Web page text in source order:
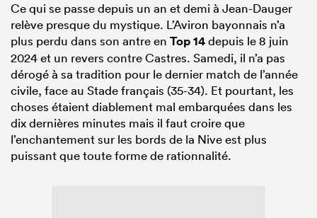
Ce qui se passe depuis un an et demi à Jean-Dauger
relève presque du mystique. L’Aviron bayonnais n’a
plus perdu dans son antre en Top 14depuis le 8 juin
2024 et un revers contre Castres. Samedi, il n’a pas
dérogé à sa tradition pour le dernier match de l’année
civile, face au Stade français (35-34). Et pourtant, les
choses étaient diablement mal embarquées dans les
dix dernières minutes mais il faut croire que
l’enchantement sur les bords de la Nive est plus
puissant que toute forme de rationnalité.